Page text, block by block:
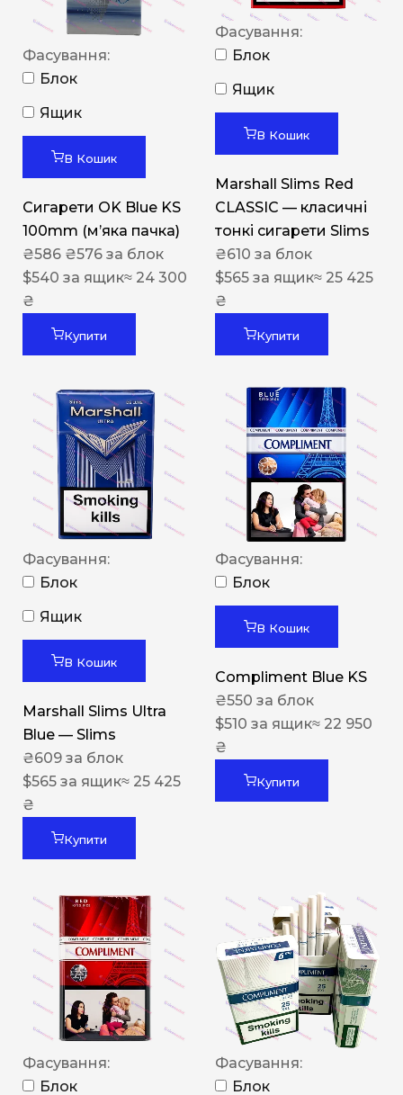
Фасування:
Блок
Ящик
В Кошик
Сигарети OK Blue KS
100mm (м’яка пачка)
₴586 ₴576 за блок
$540 за ящик≈ 24 300
₴
Купити
Фасування:
Блок
Ящик
В Кошик
Marshall Slims Red
CLASSIC — класичні
тонкі сигарети Slims
₴610 за блок
$565 за ящик≈ 25 425
₴
Купити
Фасування:
Блок
Ящик
В Кошик
Marshall Slims Ultra
Blue — Slims
₴609 за блок
$565 за ящик≈ 25 425
₴
Купити
Фасування:
Блок
В Кошик
Compliment Blue KS
₴550 за блок
$510 за ящик≈ 22 950
₴
Купити
Фасування:
Блок
Фасування:
Блок